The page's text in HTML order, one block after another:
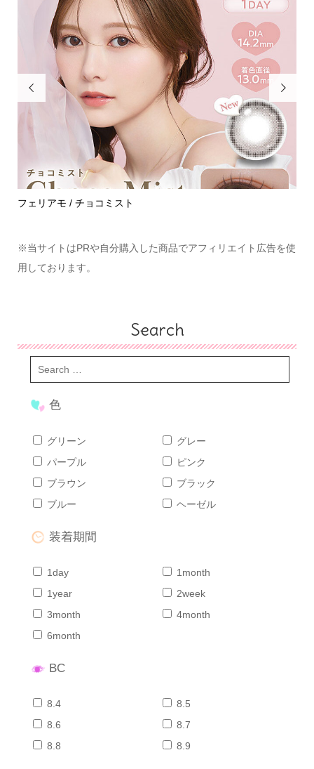

フェリアモ / チョコミスト

※当サイトはPRや自分購入した商品でアフィリエイト広告を使
用しております。
Search
色
グリーン
グレー
パープル
ピンク
ブラウン
ブラック
ブルー
ヘーゼル
装着期間
1day
1month
1year
2week
3month
4month
6month
BC
8.4
8.5
8.6
8.7
8.8
8.9